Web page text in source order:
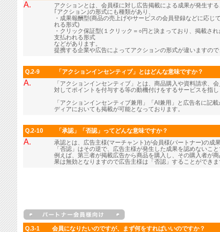
A.
アクションとは、会員様に対し広告掲載による成果が発生す
｢アクション｣の形式にも種類があり、
・成果報酬型(商品の売上げやサービスの会員登録などに応
れる形式)
・クリック保証型(１クリック＝○円と決まっており、掲載さ
支払われる形式
などがあります。
提携する企業や広告によってアクションの形式が違いますの
Q.2-9 「アクションインセンティブ」とはどんな意味ですか？
A.
「アクションインセンティブ」とは、商品購入や資料請求、
対してポイントを付与する等の動機付けをするサービスを指
「アクションインセンティブ兼用」「AI兼用」と広告名に記
ディアにおいても掲載が可能となっております。
Q.2-10 「承認」「否認」ってどんな意味ですか？
A.
承認とは、広告主様(マーチャント)が会員様(パートナー)の成
「否認」はその逆で、広告主様が発生した成果を認めないこ
例えば、第三者が掲載広告から商品を購入し、その購入者が
果は無効となりますので広告主様は「否認」することができ
Q.3-1 会員になりたいのですが、まず何をすればいいのですか？